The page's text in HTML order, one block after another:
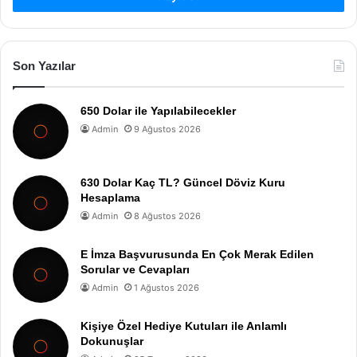
Son Yazılar
650 Dolar ile Yapılabilecekler
Admin 9 Ağustos 2026
630 Dolar Kaç TL? Güncel Döviz Kuru
Hesaplama
Admin 8 Ağustos 2026
E İmza Başvurusunda En Çok Merak Edilen
Sorular ve Cevapları
Admin 1 Ağustos 2026
Kişiye Özel Hediye Kutuları ile Anlamlı
Dokunuşlar